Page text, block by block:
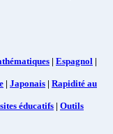
| Espagnol |
| Japonais | Rapidité au
éducatifs | Outils